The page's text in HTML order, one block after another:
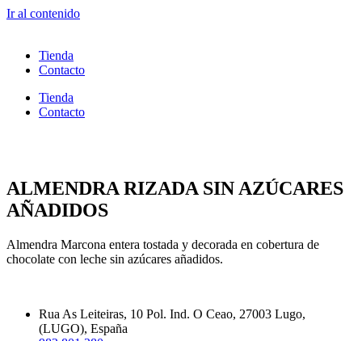
Ir al contenido
Tienda
Contacto
Tienda
Contacto
ALMENDRA RIZADA SIN AZÚCARES
AÑADIDOS
Almendra Marcona entera tostada y decorada en cobertura de
chocolate con leche sin azúcares añadidos.
Rua As Leiteiras, 10 Pol. Ind. O Ceao, 27003 Lugo,
(LUGO), España